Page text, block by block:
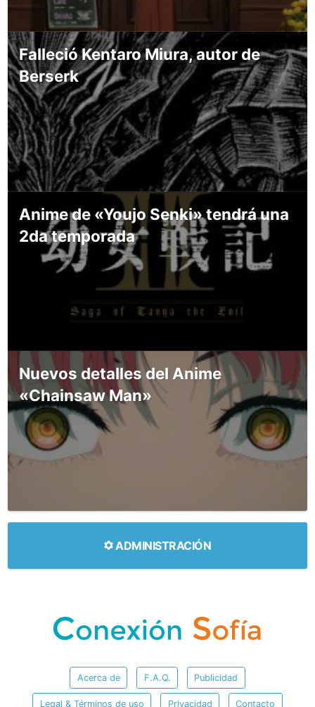
Falleció Kentaro Miura, autor de
Berserk
Anime de «Youjo Senki» tendrá una
2da temporada
Nuevos detalles del Anime
«Chainsaw Man»
ADMINISTRACIÓN
Acerca de F.A.Q. Publicidad
Legal & Términos de uso Privacidad Contacto